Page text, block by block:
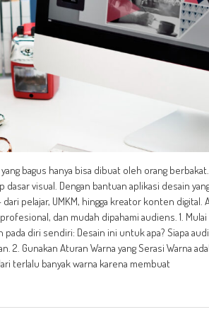
bagus hanya bisa dibuat oleh orang
dasar visual. Dengan bantuan aplikasi desain
pelajar, UMKM, hingga kreator konten
dan mudah dipahami audiens. 1.
diri sendiri: Desain ini untuk apa? Siapa
2. Gunakan Aturan Warna yang Serasi Warna
terlalu banyak warna karena membuat